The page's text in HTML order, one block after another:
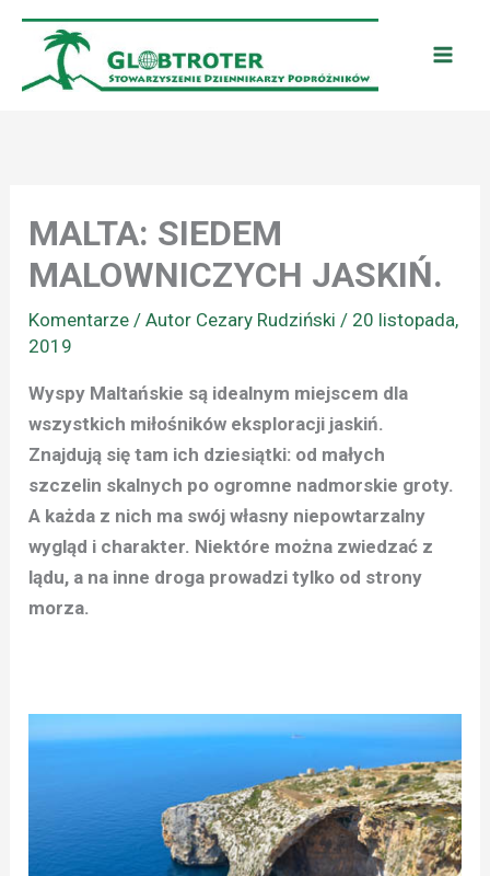
Przejdź
treści
MALTA: SIEDEM
MALOWNICZYCH JASKIŃ.
Komentarze / Autor Cezary Rudziński/ 20 listopada,
2019
Wyspy Maltańskie są idealnym miejscem dla
wszystkich miłośników eksploracji jaskiń.
Znajdują się tam ich dziesiątki: od małych
szczelin skalnych po ogromne nadmorskie groty.
A każda z nich ma swój własny niepowtarzalny
wygląd i charakter. Niektóre można zwiedzać z
lądu, a na inne droga prowadzi tylko od strony
morza.